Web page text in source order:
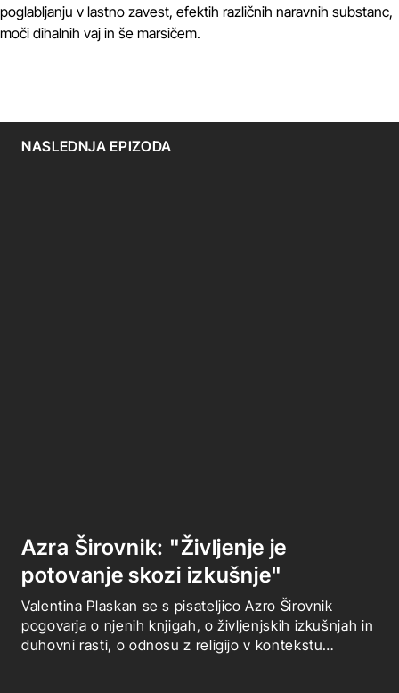
poglabljanju v lastno zavest, efektih različnih naravnih substanc,
moči dihalnih vaj in še marsičem.
NASLEDNJA EPIZODA
Azra Širovnik: "Življenje je
potovanje skozi izkušnje"
Valentina Plaskan se s pisateljico Azro Širovnik
pogovarja o njenih knjigah, o življenjskih izkušnjah in
duhovni rasti, o odnosu z religijo v kontekstu